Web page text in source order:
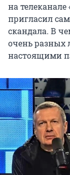
на
пригласил
скандала. В
очень разных
настоящими